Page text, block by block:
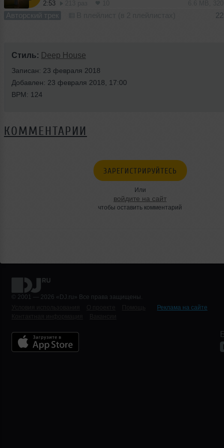
2:53
Авторский трек
Стиль: Deep House
Записан: 23 февраля 2018
Добавлен: 23 февраля 2018, 17:00
BPM: 124
КОММЕНТАРИИ
ЗАРЕГИСТРИРУЙТЕСЬ
Или
войдите на сайт
чтобы оставить комментарий
© 2001 — 2026 «DJ.ru» Все права защищены.
Реклама на сайте